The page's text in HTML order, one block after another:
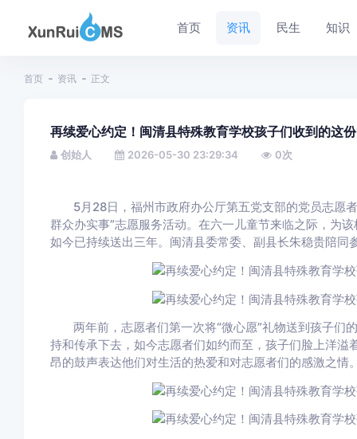
首页 资讯 民生 知识
首页 资讯 正文
再续爱心约定！闽清县特殊教育学校孩子们收到的这
创始人 2026-05-30 23:29:34 0次
5月28日，福州市政府办公厅第五党支部的党员志愿
群众办实事”志愿服务活动。在六一儿童节来临之际，为
如今已持续送出三年。闽清县委常委、副县长朱稳贵陪同
两年前，志愿者们第一次将“微心愿”礼物送到孩子
持和传承下去，如今志愿者们如约而至，孩子们脸上洋
昂的鼓声表达他们对生活的热爱和对志愿者们的感激之情